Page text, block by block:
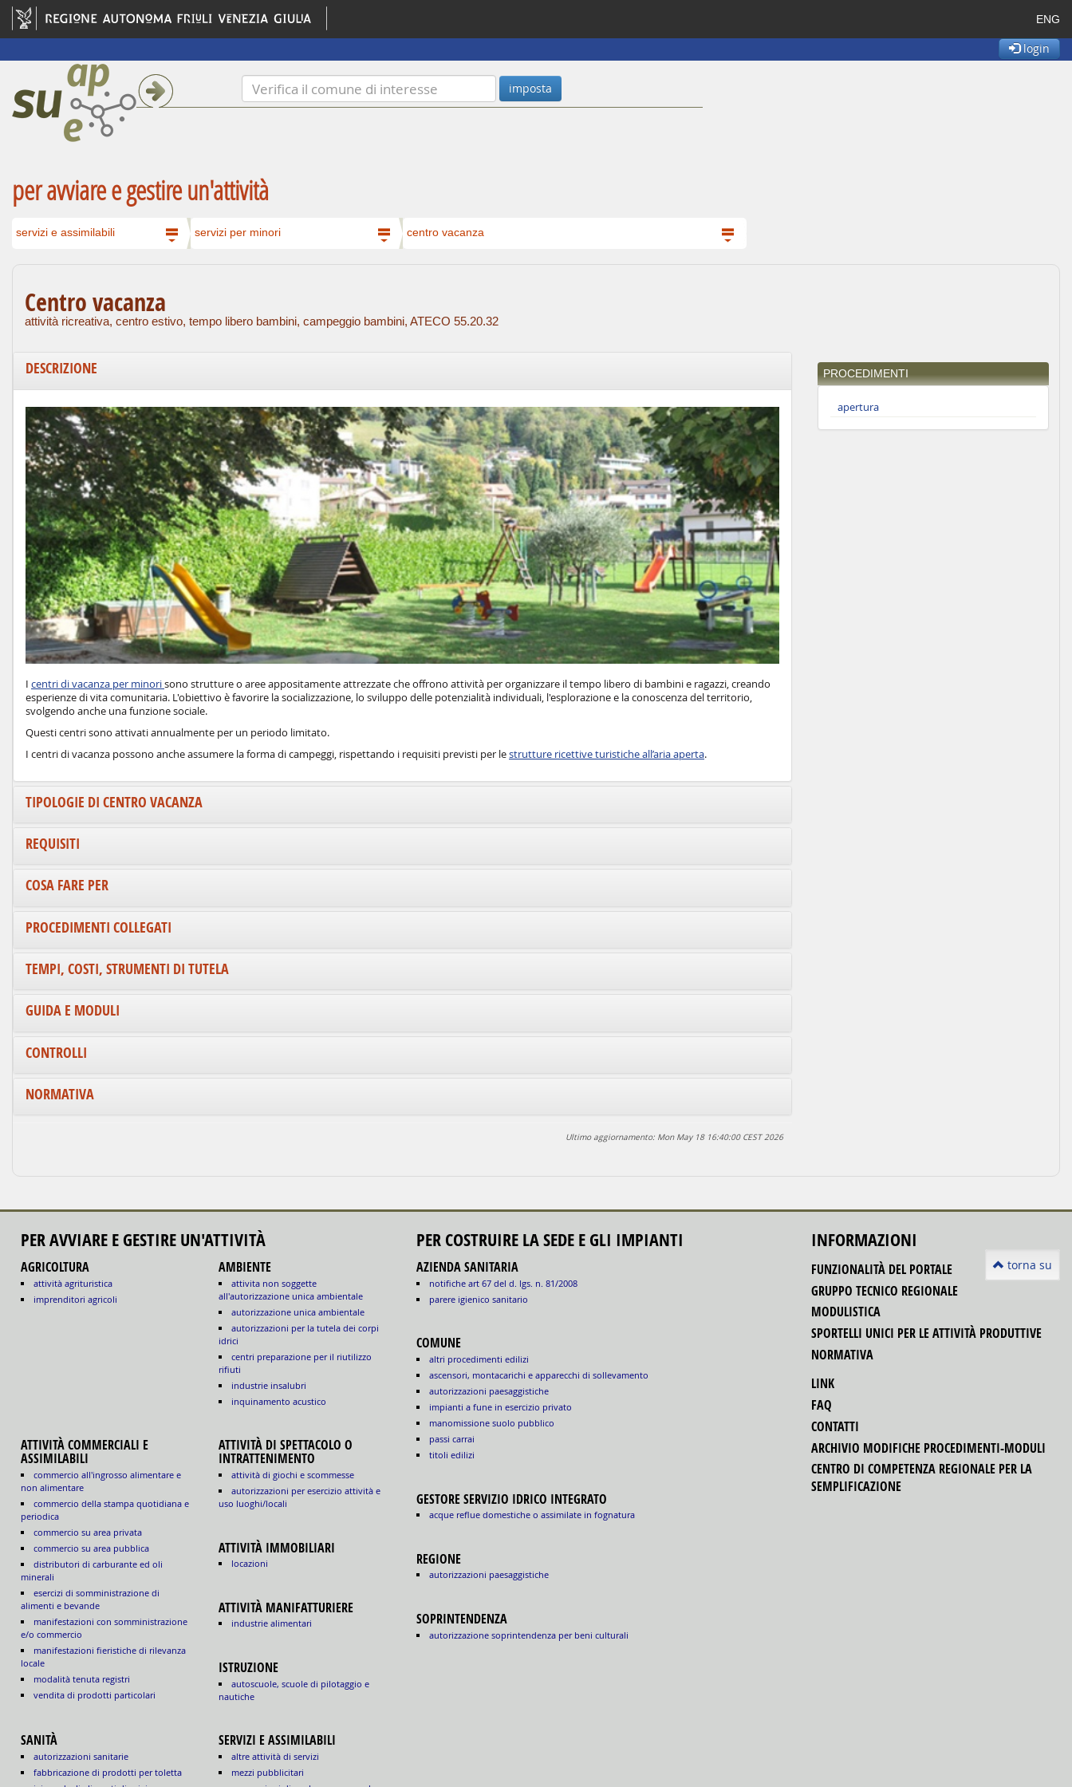
ENG
login
per avviare e gestire un'attività
servizi e assimilabili servizi per minori centro vacanza
Centro vacanza
attività ricreativa, centro estivo, tempo libero bambini, campeggio bambini, ATECO 55.20.32
DESCRIZIONE
I centri di vacanza per minorisono strutture o aree appositamente attrezzate che offrono attività per organizzare il tempo libero di bambini e ragazzi, creando
esperienze di vita comunitaria. L'obiettivo è favorire la socializzazione, lo sviluppo delle potenzialità individuali, l'esplorazione e la conoscenza del territorio,
svolgendo anche una funzione sociale.
Questi centri sono attivati annualmente per un periodo limitato.
I centri di vacanza possono anche assumere la forma di campeggi, rispettando i requisiti previsti per lestrutture ricettive turistiche all’aria aperta.
TIPOLOGIE DI CENTRO VACANZA
REQUISITI
COSA FARE PER
PROCEDIMENTI COLLEGATI
TEMPI, COSTI, STRUMENTI DI TUTELA
GUIDA E MODULI
CONTROLLI
NORMATIVA
Ultimo aggiornamento: Mon May 18 16:40:00 CEST 2026
PROCEDIMENTI
apertura
torna su
PER AVVIARE E GESTIRE UN'ATTIVITÀ
AGRICOLTURA
attività agrituristica
imprenditori agricoli
AMBIENTE
attivita non soggette
all'autorizzazione unica ambientale
autorizzazione unica ambientale
autorizzazioni per la tutela dei corpi
idrici
centri preparazione per il riutilizzo
rifiuti
industrie insalubri
inquinamento acustico
ATTIVITÀ COMMERCIALI E
ASSIMILABILI
commercio all'ingrosso alimentare e
non alimentare
commercio della stampa quotidiana e
periodica
commercio su area privata
commercio su area pubblica
distributori di carburante ed oli
minerali
esercizi di somministrazione di
alimenti e bevande
manifestazioni con somministrazione
e/o commercio
manifestazioni fieristiche di rilevanza
locale
modalità tenuta registri
vendita di prodotti particolari
ATTIVITÀ DI SPETTACOLO O
INTRATTENIMENTO
attività di giochi e scommesse
autorizzazioni per esercizio attività e
uso luoghi/locali
ATTIVITÀ IMMOBILIARI
locazioni
ATTIVITÀ MANIFATTURIERE
industrie alimentari
ISTRUZIONE
autoscuole, scuole di pilotaggio e
nautiche
SANITÀ
autorizzazioni sanitarie
fabbricazione di prodotti per toletta
SERVIZI E ASSIMILABILI
altre attività di servizi
mezzi pubblicitari
PER COSTRUIRE LA SEDE E GLI IMPIANTI
AZIENDA SANITARIA
notifiche art 67 del d. lgs. n. 81/2008
parere igienico sanitario
COMUNE
altri procedimenti edilizi
ascensori, montacarichi e apparecchi di sollevamento
autorizzazioni paesaggistiche
impianti a fune in esercizio privato
manomissione suolo pubblico
passi carrai
titoli edilizi
GESTORE SERVIZIO IDRICO INTEGRATO
acque reflue domestiche o assimilate in fognatura
REGIONE
autorizzazioni paesaggistiche
SOPRINTENDENZA
autorizzazione soprintendenza per beni culturali
INFORMAZIONI
FUNZIONALITÀ DEL PORTALE
GRUPPO TECNICO REGIONALE
MODULISTICA
SPORTELLI UNICI PER LE ATTIVITÀ PRODUTTIVE
NORMATIVA
LINK
FAQ
CONTATTI
ARCHIVIO MODIFICHE PROCEDIMENTI-MODULI
CENTRO DI COMPETENZA REGIONALE PER LA
SEMPLIFICAZIONE